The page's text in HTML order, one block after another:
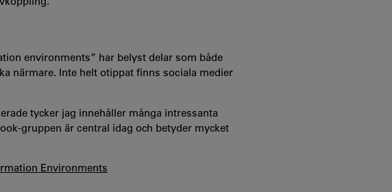
environments” har belyst delar som både
närmare. Inte helt otippat finns sociala medier
tycker jag innehåller många intressanta
gruppen är central idag och betyder mycket
Environments